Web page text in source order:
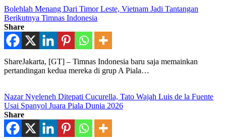
Bolehlah Menang Dari Timor Leste, Vietnam Jadi Tantangan
Berikutnya Timnas Indonesia
Share
ShareJakarta, [GT] – Timnas Indonesia baru saja memainkan
pertandingan kedua mereka di grup A Piala…
Nazar Nyeleneh Ditepati Cucurella, Tato Wajah Luis de la Fuente
Usai Spanyol Juara Piala Dunia 2026
Share